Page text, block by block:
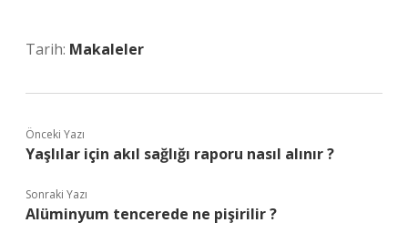
Tarih: Makaleler
Önceki Yazı
Yaşlılar için akıl sağlığı raporu nasıl alınır ?
Sonraki Yazı
Alüminyum tencerede ne pişirilir ?